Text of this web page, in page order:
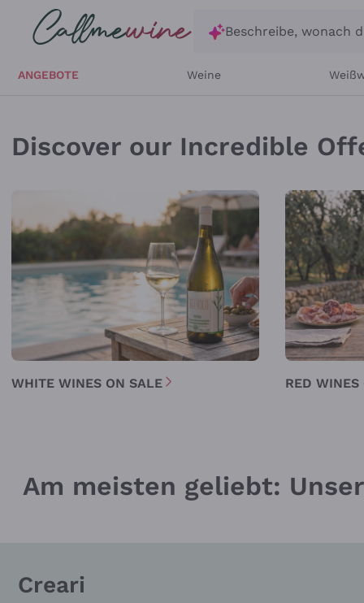
Zum Hauptinhalt springen
Beschreibe, wonach
ANGEBOTE Weine
Discover our Incredible
WHITE WINES ON SALE RED WINES
Am meisten geliebt:
Creari